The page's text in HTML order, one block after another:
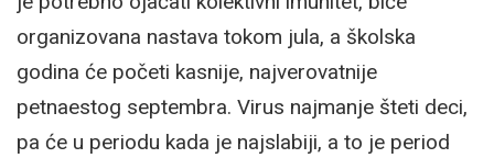
organizovana nastava tokom jula, a školska
godina će početi kasnije, najverovatnije
petnaestog septembra. Virus najmanje šteti deci,
pa će u periodu kada je najslabiji, a to je period